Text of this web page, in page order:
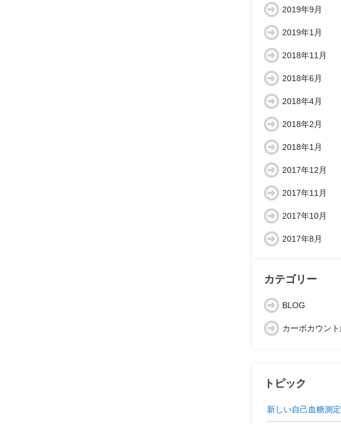
2019年9月
2019年1月
2018年11月
2018年6月
2018年4月
2018年2月
2018年1月
2017年12月
2017年11月
2017年10月
2017年8月
カテゴリー
BLOG
カーボカウン
トピック
新しい自己血糖測